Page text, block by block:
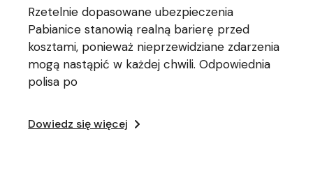
Rzetelnie dopasowane ubezpieczenia
Pabianice stanowią realną barierę przed
kosztami, ponieważ nieprzewidziane zdarzenia
mogą nastąpić w każdej chwili. Odpowiednia
polisa po
Dowiedz się więcej